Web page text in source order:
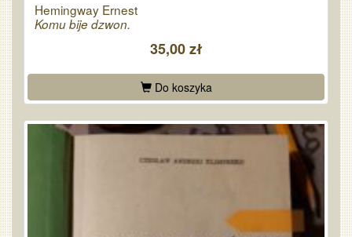
Hemingway Ernest
Komu bije dzwon.
35,00 zł
Do koszyka